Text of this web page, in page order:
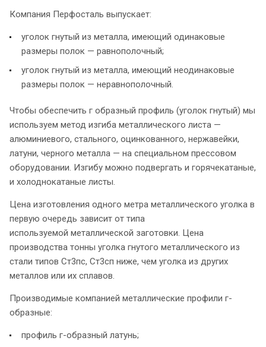
Компания Перфосталь выпускает:
уголок гнутый из металла, имеющий одинаковые
размеры полок — равнополочный;
уголок гнутый из металла, имеющий неодинаковые
размеры полок — неравнополочный.
Чтобы обеспечить г образный профиль (уголок гнутый) мы
используем метод изгиба металлического листа —
алюминиевого, стального, оцинкованного, нержавейки,
латуни, черного металла — на специальном прессовом
оборудовании. Изгибу можно подвергать и горячекатаные,
и холоднокатаные листы.
Цена изготовления одного метра металлического уголка в
первую очередь зависит от типа
используемой металлической заготовки. Цена
производства тонны уголка гнутого металлического из
стали типов Ст3пс, Ст3сп ниже, чем уголка из других
металлов или их сплавов.
Производимые компанией металлические профили г-
образные:
профиль г-образный латунь;